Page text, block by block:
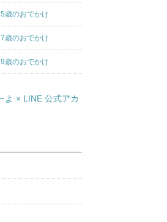
5歳のおでかけ
7歳のおでかけ
9歳のおでかけ